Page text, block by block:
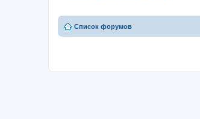
Список форумов